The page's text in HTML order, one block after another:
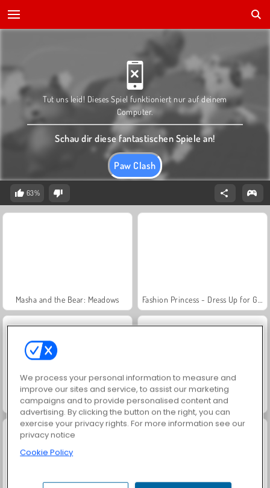
Paw Clash
Tut uns leid! Dieses Spiel funktioniert nur auf deinem
Computer.
Schau dir diese fantastischen Spiele an!
63%
Masha and the Bear: Meadows
Scala 40 Juice Merge
We process your personal information to measure and
improve our sites and service, to assist our marketing
campaigns and to provide personalised content and
advertising. By clicking the button on the right, you can
exercise your privacy rights. For more information see our
privacy notice
Cookie Policy